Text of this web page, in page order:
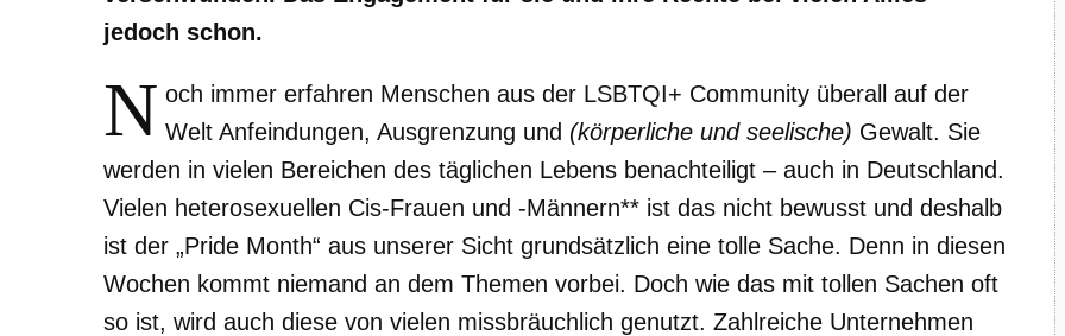
jedoch schon.
N och immer erfahren Menschen aus der LSBTQI+ Community überall auf der
Welt Anfeindungen, Ausgrenzung und (körperliche und seelische) Gewalt. Sie
werden in vielen Bereichen des täglichen Lebens benachteiligt – auch in Deutschland.
Vielen heterosexuellen Cis-Frauen und -Männern** ist das nicht bewusst und deshalb
ist der „Pride Month“ aus unserer Sicht grundsätzlich eine tolle Sache. Denn in diesen
Wochen kommt niemand an dem Themen vorbei. Doch wie das mit tollen Sachen oft
so ist, wird auch diese von vielen missbräuchlich genutzt. Zahlreiche Unternehmen